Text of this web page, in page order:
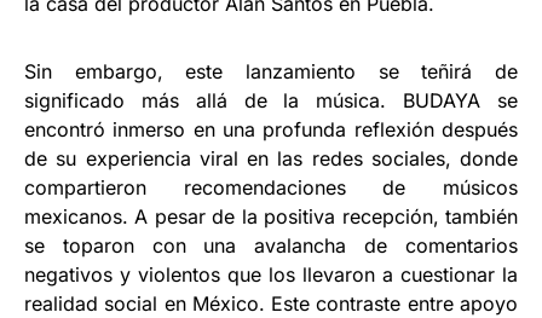
Sin embargo, este lanzamiento se teñirá de
significado más allá de la música. BUDAYA se
encontró inmerso en una profunda reflexión después
de su experiencia viral en las redes sociales, donde
compartieron recomendaciones de músicos
mexicanos. A pesar de la positiva recepción, también
se toparon con una avalancha de comentarios
negativos y violentos que los llevaron a cuestionar la
realidad social en México. Este contraste entre apoyo